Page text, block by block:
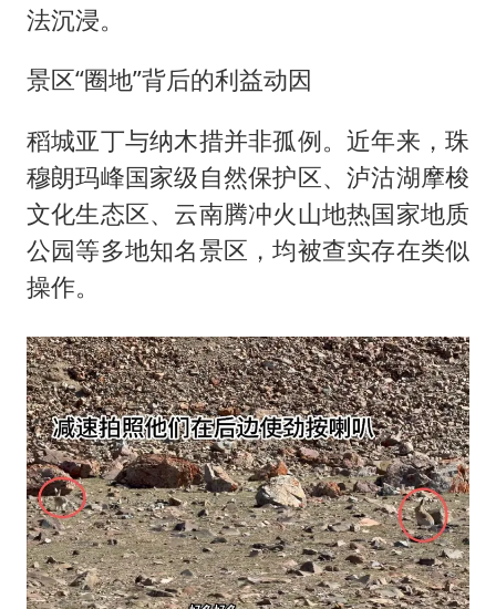
法沉浸。
景区“圈地”背后的利益动因
稻城亚丁与纳木措并非孤例。近年来，珠
穆朗玛峰国家级自然保护区、泸沽湖摩梭
文化生态区、云南腾冲火山地热国家地质
公园等多地知名景区，均被查实存在类似
操作。